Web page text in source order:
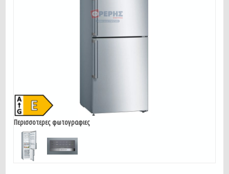
Περισσοτερες φωτογραφιες